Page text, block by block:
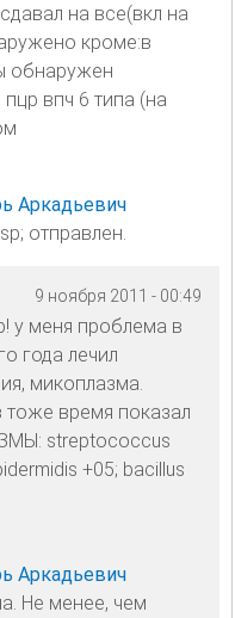
на все(вкл на
кроме:в
обнаружен
впч 6 типа (на
Аркадьевич
отправлен.
9 ноября 2011 - 00:49
у меня проблема в
года лечил
микоплазма.
тоже время показал
streptococcus
+05; bacillus
Аркадьевич
Не менее, чем